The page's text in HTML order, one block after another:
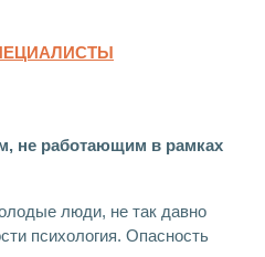
не работающим в рамках
люди, не так давно
психология. Опасность